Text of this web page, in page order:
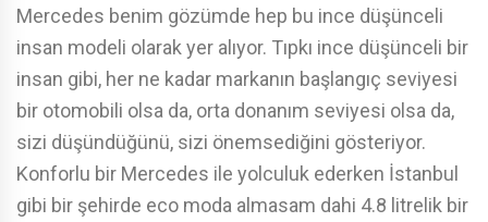
Mercedes benim gözümde hep bu ince düşünceli
insan modeli olarak yer alıyor. Tıpkı ince düşünceli bir
insan gibi, her ne kadar markanın başlangıç seviyesi
bir otomobili olsa da, orta donanım seviyesi olsa da,
sizi düşündüğünü, sizi önemsediğini gösteriyor.
Konforlu bir Mercedes ile yolculuk ederken İstanbul
gibi bir şehirde eco moda almasam dahi 4.8 litrelik bir